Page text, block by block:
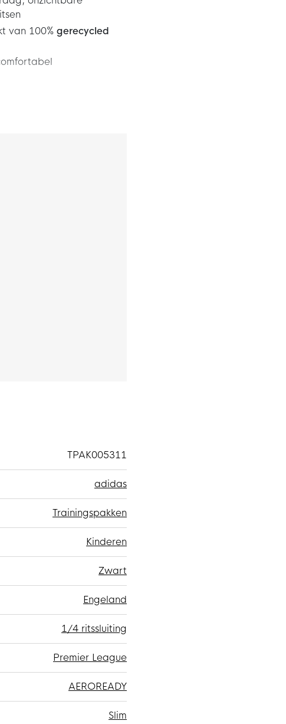
van 100% gerecycled
Zwart Blauw Geel is
teamdetails laten zien
je zelf de
voor een extra
waarmee je de
spullen bewaren. Dankzij
TPAK005311
adidas
Trainingspakken
Kinderen
Zwart
Engeland
1/4 ritssluiting
Premier League
AEROREADY
Slim